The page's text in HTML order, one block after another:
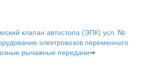
клапан автостопа (ЭПК) усл. №
электровозов переменного
рычажные передачи⇒